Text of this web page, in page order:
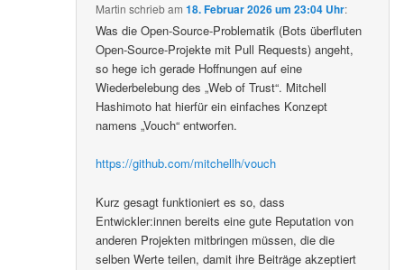
Martin schriebam18. Februar 2026 um 23:04 Uhr:
Was die Open-Source-Problematik (Bots überfluten
Open-Source-Projekte mit Pull Requests) angeht,
so hege ich gerade Hoffnungen auf eine
Wiederbelebung des „Web of Trust“. Mitchell
Hashimoto hat hierfür ein einfaches Konzept
namens „Vouch“ entworfen.
https://github.com/mitchellh/vouch
Kurz gesagt funktioniert es so, dass
Entwickler:innen bereits eine gute Reputation von
anderen Projekten mitbringen müssen, die die
selben Werte teilen, damit ihre Beiträge akzeptiert